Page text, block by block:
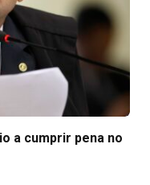
a cumprir pena no